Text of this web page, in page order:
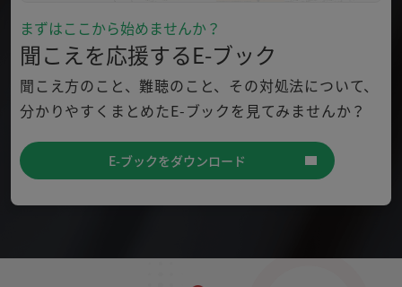
まずはここから始めませんか？
聞こえを応援するE-ブック
聞こえ方のこと、難聴のこと、その対処法について、
分かりやすくまとめたE-ブックを見てみませんか？
E-ブックをダウンロード